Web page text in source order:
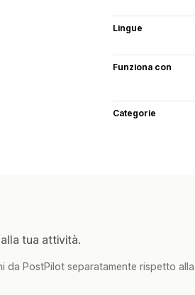
Lingue
Funziona con
Categorie
tua attività.
da PostPilot separatamente rispetto